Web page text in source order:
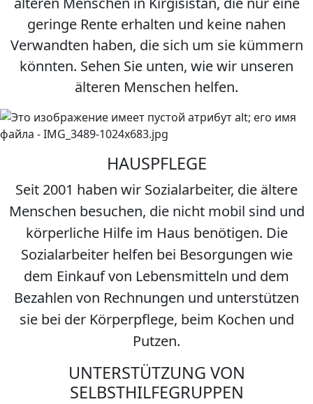
geringe Rente erhalten und keine nahen
Verwandten haben, die sich um sie kümmern
könnten. Sehen Sie unten, wie wir unseren
älteren Menschen helfen.
HAUSPFLEGE
Seit 2001 haben wir Sozialarbeiter, die ältere
Menschen besuchen, die nicht mobil sind und
körperliche Hilfe im Haus benötigen. Die
Sozialarbeiter helfen bei Besorgungen wie
dem Einkauf von Lebensmitteln und dem
Bezahlen von Rechnungen und unterstützen
sie bei der Körperpflege, beim Kochen und
Putzen.
UNTERSTÜTZUNG VON
SELBSTHILFEGRUPPEN